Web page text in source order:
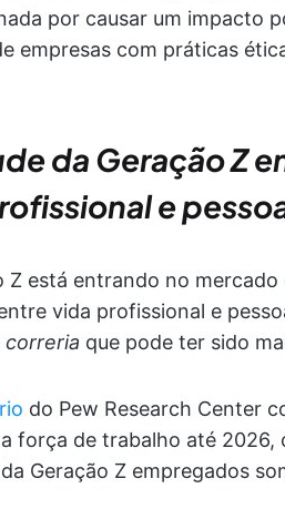
por causar um impacto
empresas com práticas
da Geração Z
e
Z está entrando no
vida profissional e
correria que pode ter sido
do Pew Research Center
força de trabalho até 2026,
Geração Z empregados